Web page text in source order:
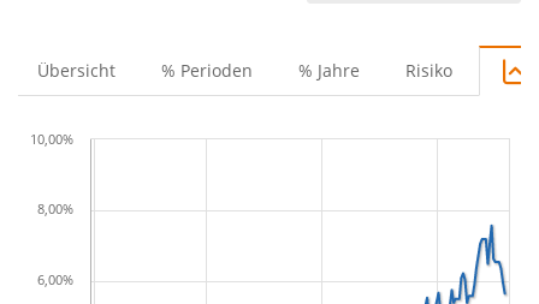
Übersicht % Perioden % Jahre Risiko
6,00%
8,00%
10,00%